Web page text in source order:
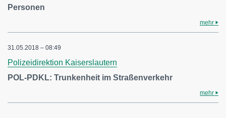
Personen
mehr
31.05.2018 – 08:49
Polizeidirektion Kaiserslautern
POL-PDKL: Trunkenheit im Straßenverkehr
mehr